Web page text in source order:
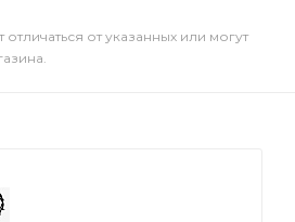
от указанных или могут